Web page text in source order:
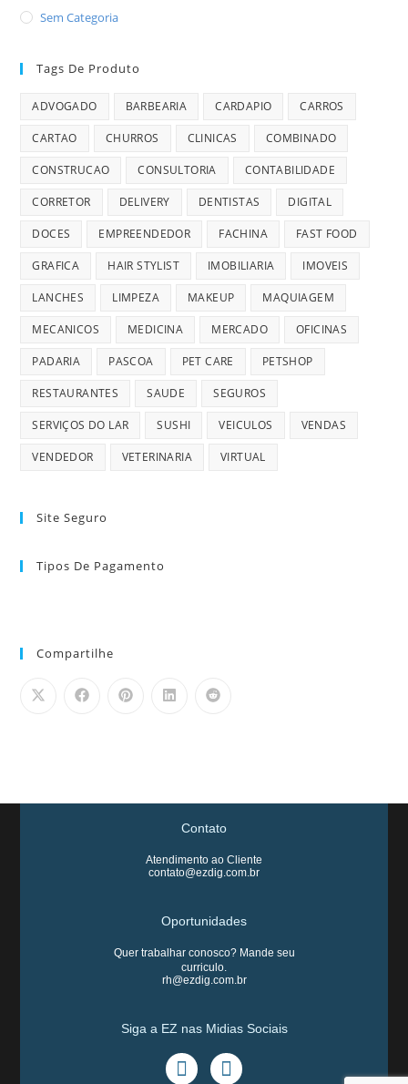
Sem Categoria
Tags De Produto
ADVOGADO BARBEARIA CARDAPIO CARROS
CARTAO CHURROS CLINICAS COMBINADO
CONSTRUCAO CONSULTORIA CONTABILIDADE
CORRETOR DELIVERY DENTISTAS DIGITAL
DOCES EMPREENDEDOR FACHINA FAST FOOD
GRAFICA HAIR STYLIST IMOBILIARIA IMOVEIS
LANCHES LIMPEZA MAKEUP MAQUIAGEM
MECANICOS MEDICINA MERCADO OFICINAS
PADARIA PASCOA PET CARE PETSHOP
RESTAURANTES SAUDE SEGUROS
SERVIÇOS DO LAR SUSHI VEICULOS VENDAS
VENDEDOR VETERINARIA VIRTUAL
Site Seguro
Tipos De Pagamento
Compartilhe
Contato
Atendimento ao Cliente
contato@ezdig.com.br
Oportunidades
Quer trabalhar conosco? Mande seu
curriculo.
rh@ezdig.com.br
Siga a EZ nas Midias Sociais